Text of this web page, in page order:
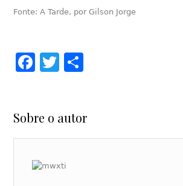
Fonte: A Tarde, por Gilson Jorge
Facebook
Twitter
Sobre o autor